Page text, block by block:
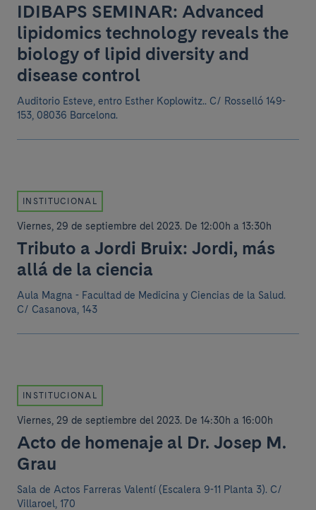
IDIBAPS SEMINAR: Advanced
lipidomics technology reveals the
biology of lipid diversity and
disease control
Auditorio Esteve, entro Esther Koplowitz.. C/ Rosselló 149-
153, 08036 Barcelona.
INSTITUCIONAL
Viernes, 29 de septiembre del 2023. De 12:00h a 13:30h
Tributo a Jordi Bruix: Jordi, más
allá de la ciencia
Aula Magna - Facultad de Medicina y Ciencias de la Salud.
C/ Casanova, 143
INSTITUCIONAL
Viernes, 29 de septiembre del 2023. De 14:30h a 16:00h
Acto de homenaje al Dr. Josep M.
Grau
Sala de Actos Farreras Valentí (Escalera 9-11 Planta 3). C/
Villaroel, 170